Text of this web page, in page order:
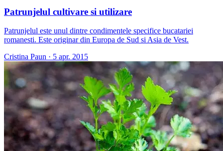
Patrunjelul cultivare si utilizare
Patrunjelul este unul dintre condimentele specifice bucatariei
romanesti. Este originar din Europa de Sud si Asia de Vest.
Cristina Paun · 5 apr. 2015